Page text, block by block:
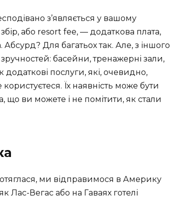
з’являється у вашому
або resort fee, — додаткова плата,
Для багатьох так. Але, з іншого
басейни, тренажерні зали,
послуги, які, очевидно,
Їх наявність може бути
що ви можете і не помітити, як стали
ми відправимося в Америку
Лас-Вегас або на Гаваях готелі